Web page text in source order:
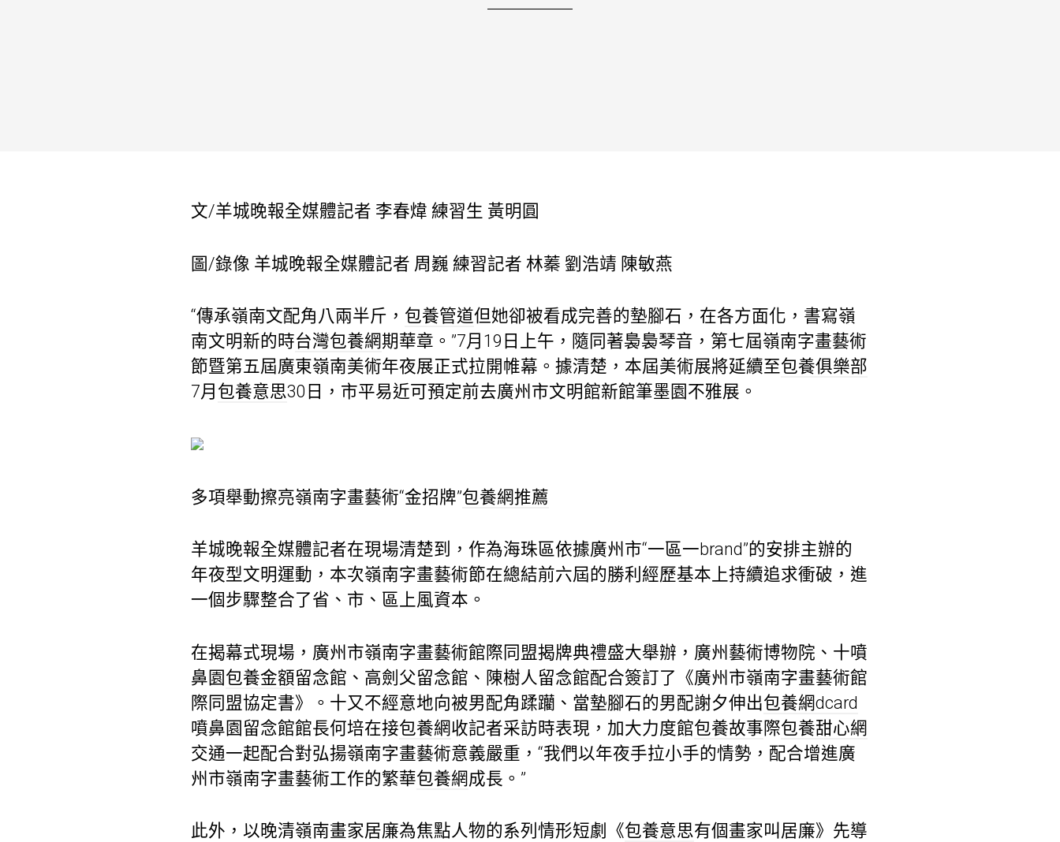
文/羊城晚報全媒體記者 李春煒 練習生 黃明圓
圖/錄像 羊城晚報全媒體記者 周巍 練習記者 林蓁 劉浩靖 陳敏燕
“傳承嶺南文配角八兩半斤， 包養管道但她卻被看成完善的墊腳石，在各方面化，書寫嶺
南文明新的時台灣包養網期華章。”7月19日上午，隨同著裊裊琴音，第七屆嶺南字畫藝術
節暨第五屆廣東嶺南美術年夜展正式拉開帷幕。據清楚，本屆美術展將延續至包養俱樂部
7月 包養意思30日，市平易近可預定前去廣州市文明館新館筆墨園不雅展。
多項舉動擦亮嶺南字畫藝術“金招牌”包養網推薦
羊城晚報全媒體記者在現場清楚到，作為海珠區依據廣州市“一區一brand”的安排主辦的
年夜型文明運動，本次嶺南字畫藝術節在總結前六屆的勝利經歷基本上持續追求衝破，進
一個步驟整合了省、市、區上風資本。
在揭幕式現場，廣州市嶺南字畫藝術館際同盟揭牌典禮盛大舉辦，廣州藝術博物院、十噴
鼻園包養金額留念館、高劍父留念館、陳樹人留念館配合簽訂了《廣州市嶺南字畫藝術館
際同盟協定書》。十又不經意地向被男配角蹂躪、當墊腳石的男配謝夕伸出包養網dcard
噴鼻園留念館館長何培在接包養網收記者采訪時表現，加大力度館包養故事際包養甜心網
交通一起配合對弘揚嶺南字畫藝術意義嚴重，“我們以年夜手拉小手的情勢，配合增進廣
州市嶺南字畫藝術工作的繁華包養網 成長。”
此外，以晚清嶺南畫家居廉為焦點人物的系列情形短劇《包養意思有個畫家叫居廉》先導